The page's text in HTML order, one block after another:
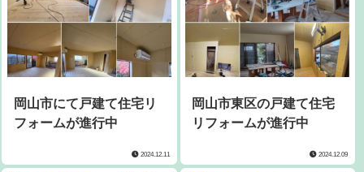
岡山市にて戸建て住宅リ
フォームが進行中
2024.12.11
岡山市東区の戸建て住宅
リフォームが進行中
2024.12.09